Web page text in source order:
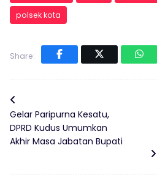
polsek kota
Share:
Gelar Paripurna Kesatu,
DPRD Kudus Umumkan
Akhir Masa Jabatan Bupati